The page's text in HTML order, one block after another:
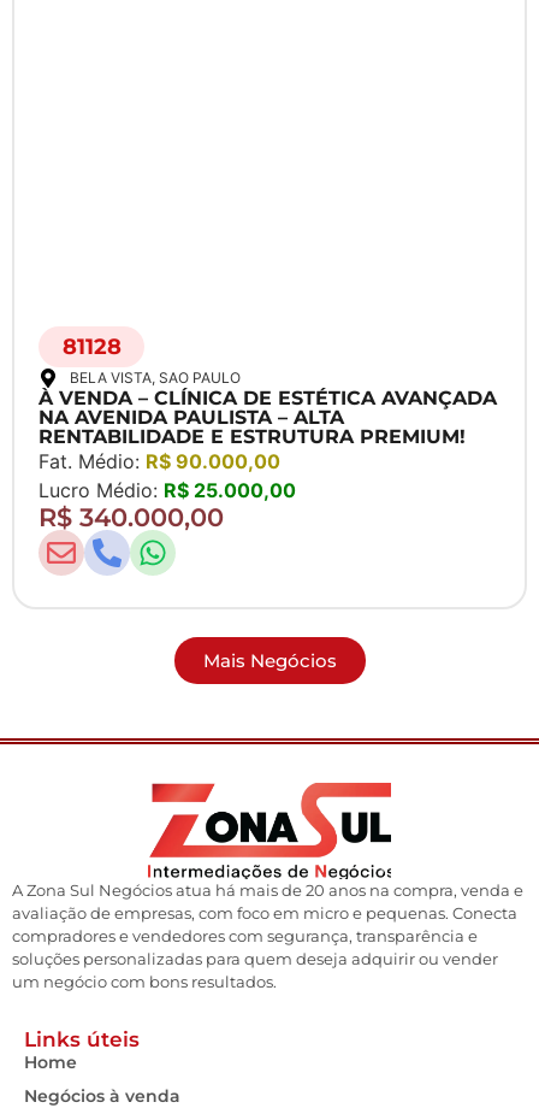
81128
BELA VISTA, SAO PAULO
À VENDA – CLÍNICA DE ESTÉTICA AVANÇADA
NA AVENIDA PAULISTA – ALTA
RENTABILIDADE E ESTRUTURA PREMIUM!
Fat. Médio: R$ 90.000,00
Lucro Médio: R$ 25.000,00
R$ 340.000,00
Mais Negócios
A Zona Sul Negócios atua há mais de 20 anos na compra, venda e
avaliação de empresas, com foco em micro e pequenas. Conecta
compradores e vendedores com segurança, transparência e
soluções personalizadas para quem deseja adquirir ou vender
um negócio com bons resultados.
Links úteis
Home
Negócios à venda